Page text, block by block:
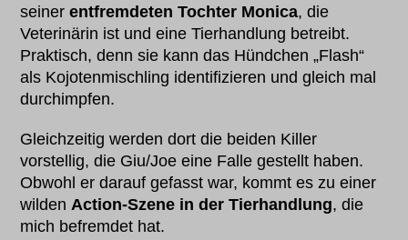
seinerentfremdeten Tochter Monica, die
Veterinärin ist und eine Tierhandlung betreibt.
Praktisch, denn sie kann das Hündchen „Flash“
als Kojotenmischling identifizieren und gleich mal
durchimpfen.
Gleichzeitig werden dort die beiden Killer
vorstellig, die Giu/Joe eine Falle gestellt haben.
Obwohl er darauf gefasst war, kommt es zu einer
wildenAction-Szene in der Tierhandlung, die
mich befremdet hat.